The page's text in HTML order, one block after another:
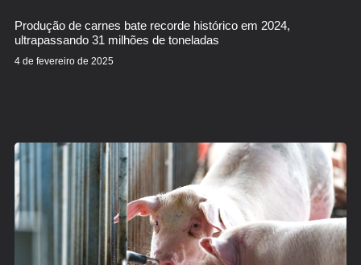
Produção de carnes bate recorde histórico em 2024,
ultrapassando 31 milhões de toneladas
4 de fevereiro de 2025